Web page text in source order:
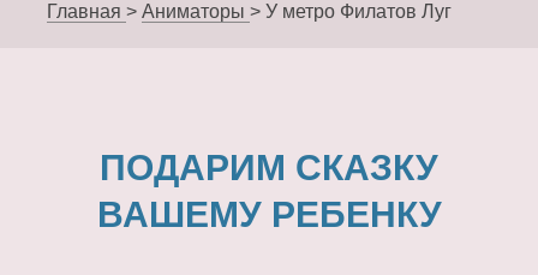
Главная > Аниматоры > У метро Филатов Луг
ПОДАРИМ СКАЗКУ
ВАШЕМУ РЕБЕНКУ